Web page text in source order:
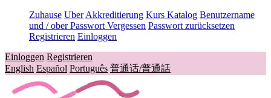
Zuhause Uber Akkreditierung Kurs Katalog Benutzername
und / ober Passwort Vergessen Passwort zurücksetzen
Registrieren Einloggen
Einloggen Registrieren
English Español Português 普通话/普通話